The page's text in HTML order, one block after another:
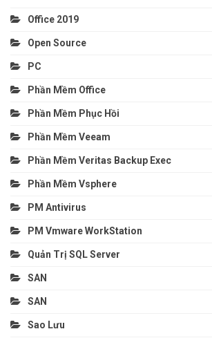
Office 2019
Open Source
PC
Phần Mềm Office
Phần Mềm Phục Hồi
Phần Mềm Veeam
Phần Mềm Veritas Backup Exec
Phần Mềm Vsphere
PM Antivirus
PM Vmware WorkStation
Quản Trị SQL Server
SAN
SAN
Sao Lưu